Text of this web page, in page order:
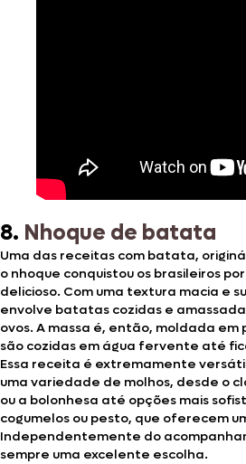
8. Nhoque de batata
Uma das receitas com batata,
o nhoque conquistou os brasileiros
delicioso. Com uma textura macia e
envolve batatas cozidas e
ovos. A massa é, então, moldada em
são cozidas em água fervente até
Essa receita é extremamente
uma variedade de molhos, desde o
ou a bolonhesa até opções mais
cogumelos ou pesto, que oferecem
Independentemente do
sempre uma excelente escolha.